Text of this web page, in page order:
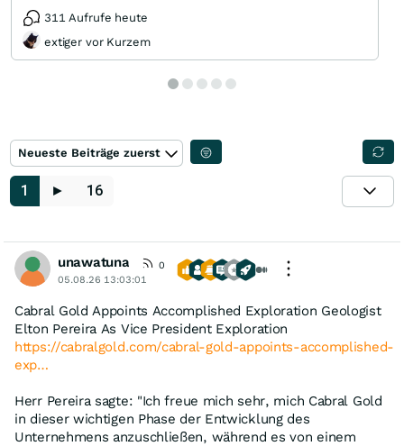
311 Aufrufe heute
extiger vor Kurzem
Neueste Beiträge zuerst
1 ► 16
unawatuna
0
05.08.26 13:03:01
Cabral Gold Appoints Accomplished Exploration Geologist
Elton Pereira As Vice President Exploration
https://cabralgold.com/cabral-gold-appoints-accomplished-
exp…
Herr Pereira sagte: "Ich freue mich sehr, mich Cabral Gold
in dieser wichtigen Phase der Entwicklung des
Unternehmens anzuschließen, während es von einem